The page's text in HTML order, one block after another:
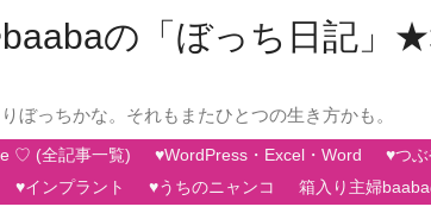
の「ぼっち日記」
ぼっちかな。それもまたひとつの生き方かも。
♡ (全記事一覧) ♥WordPress・Excel・Word ♥つぶ
♥インプラント ♥うちのニャンコ 箱入り主婦